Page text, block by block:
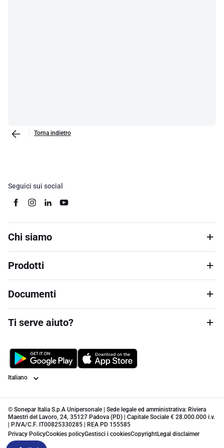
Torna indietro
Seguici sui social
Chi siamo
Prodotti
Documenti
Ti serve aiuto?
Lingua
© Sonepar Italia S.p.A Unipersonale | Sede legale ed amministrativa: Riviera
Maestri del Lavoro, 24, 35127 Padova (PD) | Capitale Sociale € 28.000.000 i.v.
| P.IVA/C.F. IT00825330285 | REA PD 155585
Privacy PolicyCookies policyGestisci i cookiesCopyrightLegal disclaimer